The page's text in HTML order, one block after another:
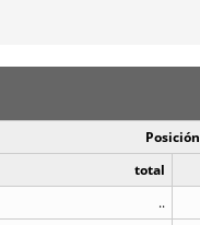
Posición
total
..